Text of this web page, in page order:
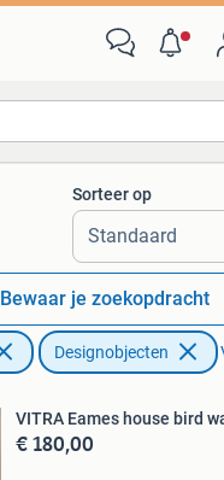
Alle afstanden…
Sorteer op
Bewaar je zoekopdracht
Designobjecten
VITRA Eames house bird
€ 180,00